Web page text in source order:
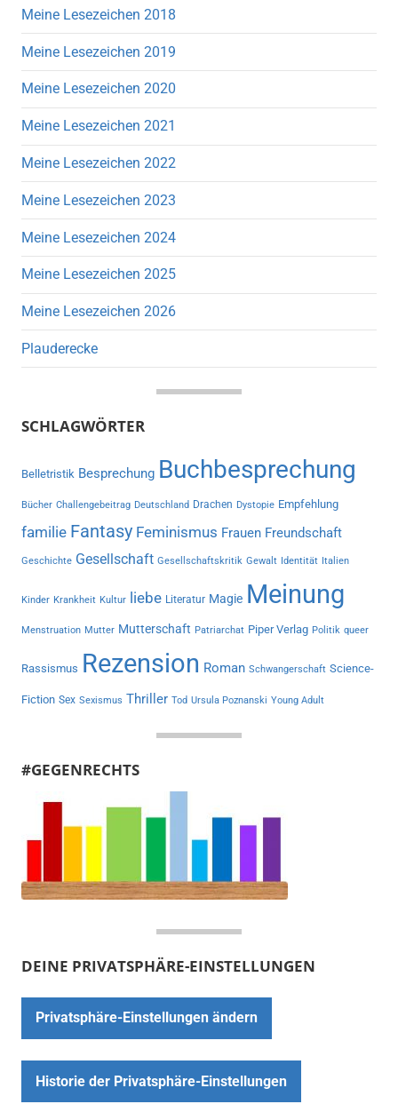
Meine Lesezeichen 2018
Meine Lesezeichen 2019
Meine Lesezeichen 2020
Meine Lesezeichen 2021
Meine Lesezeichen 2022
Meine Lesezeichen 2023
Meine Lesezeichen 2024
Meine Lesezeichen 2025
Meine Lesezeichen 2026
Plauderecke
SCHLAGWÖRTER
Belletristik Besprechung Buchbesprechung
Bücher Challengebeitrag Deutschland Drachen Dystopie Empfehlung
familie Fantasy Feminismus Frauen Freundschaft
Geschichte Gesellschaft Gesellschaftskritik Gewalt Identität Italien
Kinder Krankheit Kultur liebe Literatur Magie Meinung
Menstruation Mutter Mutterschaft Patriarchat Piper Verlag Politik queer
Rassismus Rezension Roman Schwangerschaft Science-
Fiction Sex Sexismus Thriller Tod Ursula Poznanski Young Adult
#GEGENRECHTS
DEINE PRIVATSPHÄRE-EINSTELLUNGEN
Privatsphäre-Einstellungen ändern
Historie der Privatsphäre-Einstellungen